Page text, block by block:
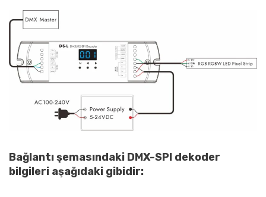
Bağlantı şemasındaki DMX-SPI dekoder
bilgileri aşağıdaki gibidir: